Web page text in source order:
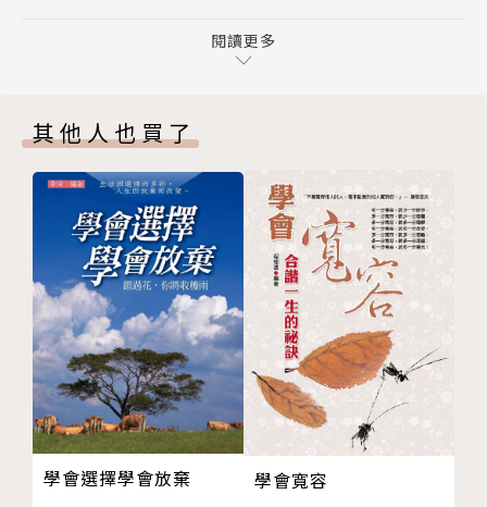
好好成為自己這一顆鑽石，
♦本書特色
〈1〉由專業的諮商心理師特別設計「我有低自尊人格
嗎？」心理檢測
馬上測→https://www.suncolor.com.tw/even
t/selfesteem/
看清我們的人生現況，受到「低自尊」影響有多
深？
〈2〉20種從工作、情感、各種人際關係困境中翻身的
「修復自尊」關鍵
由內而外修復自我的信念，當我們能安心成為自
己，就能在關係裡自由自在。
07藉由擁有金錢及地位，提升自尊
08人生好累，對工作和生活好無力
10把小事情看成巨大任務，寸步難行
受傷害
11對關係過度焦慮，形成惡性循環
12把他人回應，當作對自己的負評
13過度承擔，時常背負罪惡感
14即使在群體中，仍感到孤立
15經常處於怕做不好或說錯話的壓力中
16因無助感，放棄對愛的努力與希望
17把別人的拒絕，視為輕視和否定
18害怕失去所愛，禁不住善妒及比較
19別人總是很幸運，我就沒那種命
閱讀更多
其他人也買了
學會選擇學會放棄 學會寬容